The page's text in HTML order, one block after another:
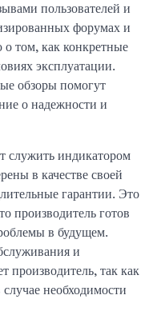
пользователей и
форумах и
том, как конкретные
эксплуатации.
обзоры помогут
о надежности и
служить индикатором
в качестве своей
гарантии. Это
производитель готов
в будущем.
и
производитель, так как
необходимости